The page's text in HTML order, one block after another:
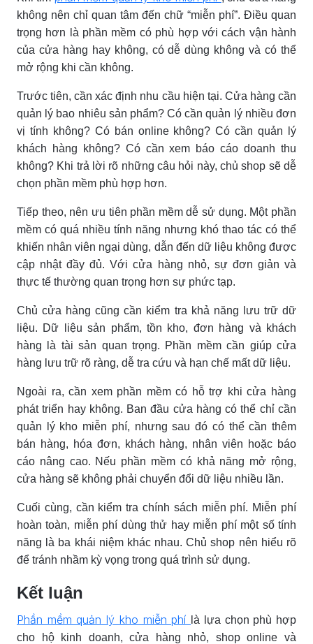
không nên chỉ quan tâm đến chữ “miễn phí”. Điều quan
trọng hơn là phần mềm có phù hợp với cách vận hành
của cửa hàng hay không, có dễ dùng không và có thể
mở rộng khi cần không.
Trước tiên, cần xác định nhu cầu hiện tại. Cửa hàng cần
quản lý bao nhiêu sản phẩm? Có cần quản lý nhiều đơn
vị tính không? Có bán online không? Có cần quản lý
khách hàng không? Có cần xem báo cáo doanh thu
không? Khi trả lời rõ những câu hỏi này, chủ shop sẽ dễ
chọn phần mềm phù hợp hơn.
Tiếp theo, nên ưu tiên phần mềm dễ sử dụng. Một phần
mềm có quá nhiều tính năng nhưng khó thao tác có thể
khiến nhân viên ngại dùng, dẫn đến dữ liệu không được
cập nhật đầy đủ. Với cửa hàng nhỏ, sự đơn giản và
thực tế thường quan trọng hơn sự phức tạp.
Chủ cửa hàng cũng cần kiểm tra khả năng lưu trữ dữ
liệu. Dữ liệu sản phẩm, tồn kho, đơn hàng và khách
hàng là tài sản quan trọng. Phần mềm cần giúp cửa
hàng lưu trữ rõ ràng, dễ tra cứu và hạn chế mất dữ liệu.
Ngoài ra, cần xem phần mềm có hỗ trợ khi cửa hàng
phát triển hay không. Ban đầu cửa hàng có thể chỉ cần
quản lý kho miễn phí, nhưng sau đó có thể cần thêm
bán hàng, hóa đơn, khách hàng, nhân viên hoặc báo
cáo nâng cao. Nếu phần mềm có khả năng mở rộng,
cửa hàng sẽ không phải chuyển đổi dữ liệu nhiều lần.
Cuối cùng, cần kiểm tra chính sách miễn phí. Miễn phí
hoàn toàn, miễn phí dùng thử hay miễn phí một số tính
năng là ba khái niệm khác nhau. Chủ shop nên hiểu rõ
để tránh nhầm kỳ vọng trong quá trình sử dụng.
Kết luận
Phần mềm quản lý kho miễn phí
là lựa chọn phù hợp
cho hộ kinh doanh, cửa hàng nhỏ, shop online và